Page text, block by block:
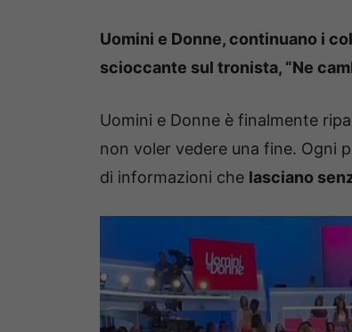
Uomini e Donne, continuano i
scioccante sul tronista, “Ne
Uomini e Donne è finalmente
non voler vedere una fine. Ogni
di informazioni che lasciano